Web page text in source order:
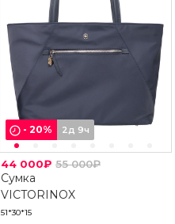
- 20% 2д 9ч
44 000₽ 55 000₽
Сумка
VICTORINOX
51*30*15